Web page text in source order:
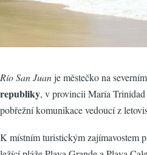
Rio San Juanje městečko na
republiky, v provincii María Trinidad
pobřežní komunikace vedoucí z
K místním turistickým zajímavostem